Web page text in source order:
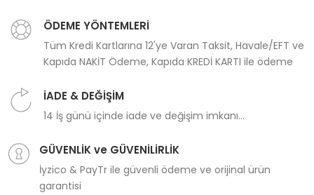
ÖDEME YÖNTEMLERİ
Tüm Kredi Kartlarına 12'ye Varan Taksit, Havale/EFT ve
Kapıda NAKİT Ödeme, Kapıda KREDİ KARTI ile ödeme
İADE & DEĞİŞİM
14 İş günü içinde iade ve değişim imkanı...
GÜVENLİK ve GÜVENİLİRLİK
İyzico & PayTr ile güvenli ödeme ve orijinal ürün
garantisi